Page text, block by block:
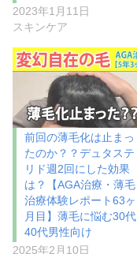
2023年1月11日
スキンケア
前回の薄毛化は止まっ
たのか？？デュタステ
リド週2回にした効果
は？【AGA治療・薄毛
治療体験レポート63ヶ
月目】薄毛に悩む30代
40代男性向け
2025年2月10日